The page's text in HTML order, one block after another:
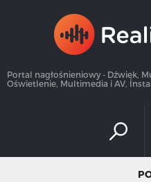
Portal nagłośnieniowy - Dźwięk,
Oświetlenie, Multimedia i AV,